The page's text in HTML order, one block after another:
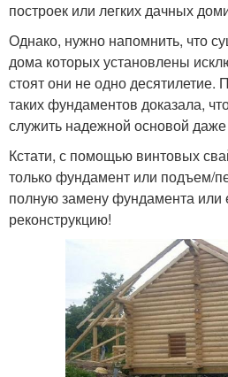
построек или легких дачных
Однако, нужно напомнить, что
дома которых установлены
стоят они не одно десятилетие.
таких фундаментов доказала,
служить надежной основой
Кстати, с помощью винтовых
только фундамент или подъем/
полную замену фундамента или
реконструкцию!